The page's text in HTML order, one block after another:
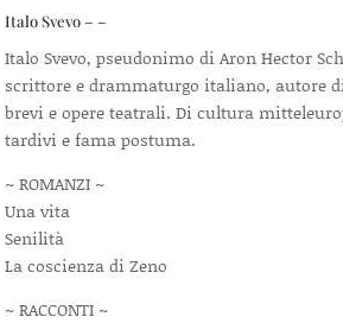
Italo Svevo – –
Italo Svevo, pseudonimo di Aron Hector
scrittore e drammaturgo italiano, autore
brevi e opere teatrali. Di cultura
tardivi e fama postuma.
~ ROMANZI ~
Una vita
Senilità
La coscienza di Zeno
~ RACCONTI ~